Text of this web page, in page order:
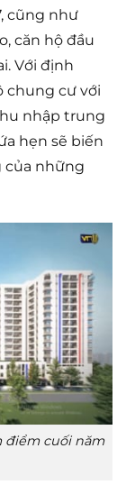
cũng như
căn hộ đầu
Với định
chung cư với
nhập trung
hẹn sẽ biến
của những
điểm cuối năm